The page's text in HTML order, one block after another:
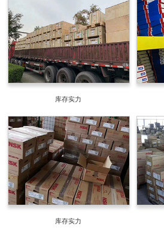
库存实力
库存实力